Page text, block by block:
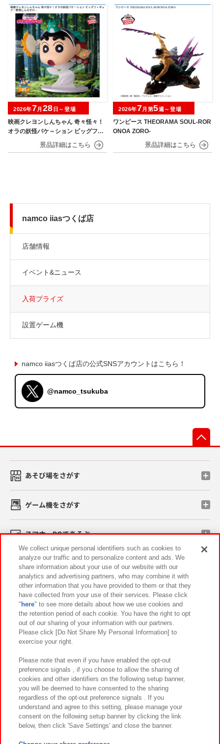
映画クレヨンしんちゃん 奇々怪々！
オラの妖怪バケ～ション ビッグフィ
ギュア～野原しんのすけ～
2026年7月 28 日～登場
ワンピース THEORAMA SOUL-ROR
ONOA ZORO-
2026年7月第5週～登場
namco iiasつくば店
店舗情報
イベント&ニュース
入荷プライズ
設置ゲーム機
namco iiasつくば店の公式SNSアカウントはこちら！
@namco_tsukuba
あそび場をさがす
ゲーム機をさがす
スマホ・PCであそぶ
イベント・キャンペーン
関連会社 サステナビリティ サイトポリシー
プライバシーポリシー ウェブアクセシビリティ方針と検証結果
お取引先さまとともに
カスタマーハラスメント対応方針 よくあるご質問・お問い合わせ
©Bandai Namco Amusement Inc.
©Bandai Namco Amusement Lab Inc.
We collect unique personal identifiers such as cookies to
analyze our traffic and to personalize content and ads. We
share information about your use of our website with our
analytics and advertising partners, who may combine it with
other information that you have provided to them or that they
have collected from your use of their services. Please click
" here" to see more details about how we use cookies and
the retention period of each cookie. You have the right to opt
out of our sharing of your information with our partners.
Please click [Do Not Share My Personal Information] to
exercise your right.
Please note that even if you have enabled the opt-out
preference signals , if you choose to allow the sharing of
cookies and other identifiers on the following setup banner,
you will be deemed to have consented to the sharing
regardless of the opt-out preference signals . If you
understand and agree to this setting, please manage your
consent on the following setup banner by clicking the link
below, then click 'Save Settings' and close the banner.